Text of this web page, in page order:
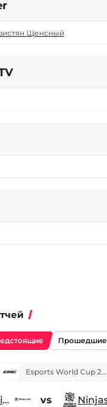
Щенсный
Прошедшие
Esports World Cup 2026
Shopify Rebellion vs